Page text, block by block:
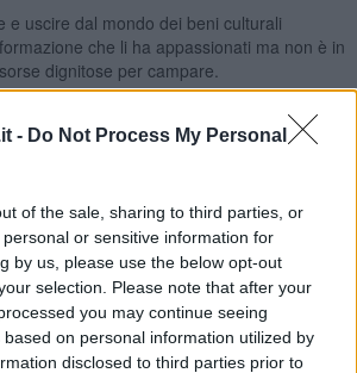
- Do Not Process My Personal
of the sale, sharing to third parties, or
or sensitive information for
by us, please use the below opt-out
selection. Please note that after your
you may continue seeing
on personal information utilized by
disclosed to third parties prior to
e uscire dal mondo dei beni culturali
che li ha appassionati ma non è in
dignitose per campare.
estrema. I giovani professionisti
il mercato della cultura. Come?
alto livello. Magari facendo dialogare risorse
attorno a progetti innovativi per nuovi
E' una strada impervia. Richiede
del mercato. Capacità professionali e
tipiche degli imprenditori, che la
in beni culturali che conosco io, ahinoi,